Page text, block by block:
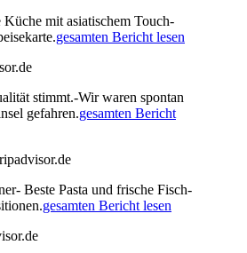
Küche mit asiatischem Touch-
gesamten Bericht lesen
stimmt.-Wir waren spontan
gefahren.gesamten Bericht
Beste Pasta und frische Fisch-
gesamten Bericht lesen